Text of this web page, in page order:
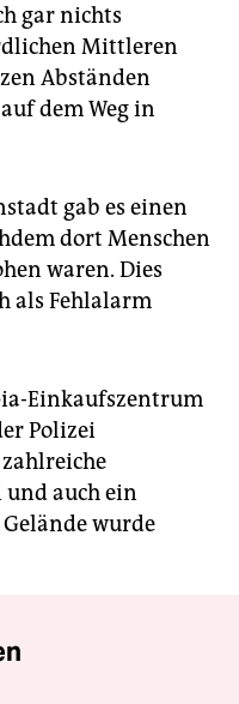
gar nichts
Mittleren
Abständen
dem Weg in
gab es einen
dort Menschen
waren. Dies
als Fehlalarm
Einkaufszentrum
Polizei
und auch ein
wurde